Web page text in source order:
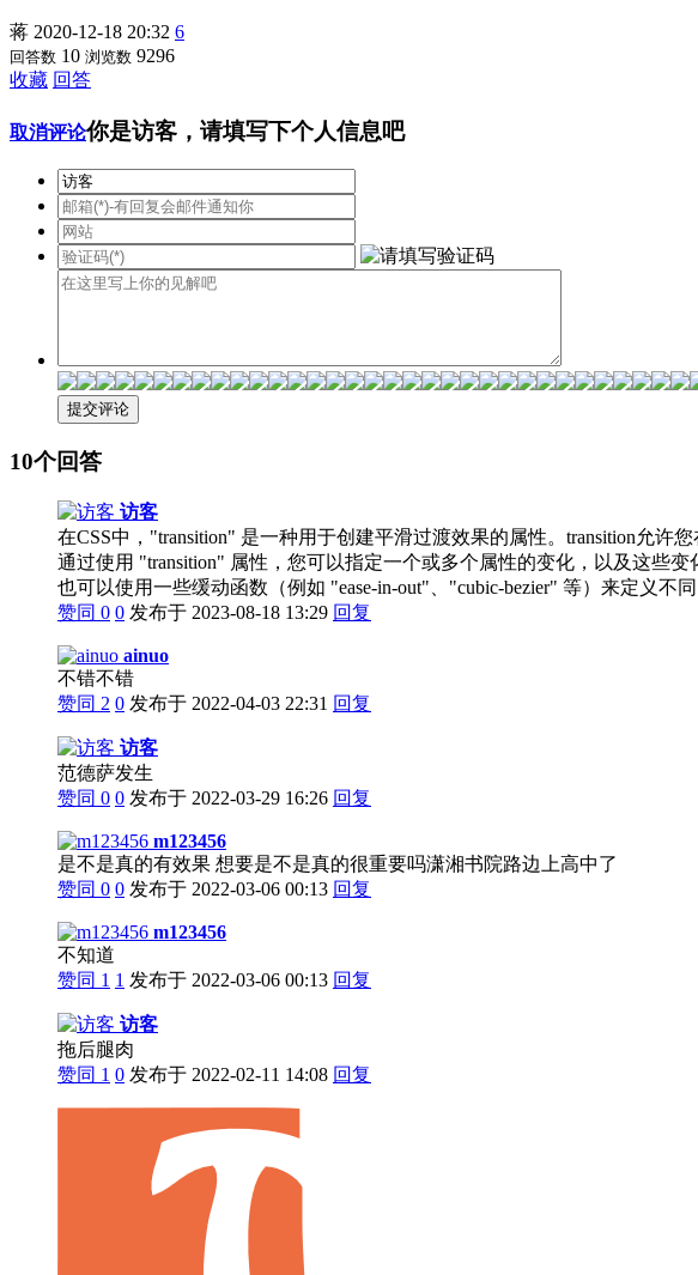
蒋 2020-12-18 20:32 6
回答数 10 浏览数 9296
收藏 回答
取消评论你是访客，请填写下个人信息吧
10个回答
访客
在CSS中，"transition" 是一种用于创建平滑过渡效果的属性。transition允
通过使用 "transition" 属性，您可以指定一个或多个属性的变化，以及这些
也可以使用一些缓动函数（例如 "ease-in-out"、"cubic-bezier" 等）来定义不
赞同 0 0 发布于 2023-08-18 13:29 回复
ainuo
不错不错
赞同 2 0 发布于 2022-04-03 22:31 回复
访客
范德萨发生
赞同 0 0 发布于 2022-03-29 16:26 回复
m123456
是不是真的有效果 想要是不是真的很重要吗潇湘书院路边上高中了
赞同 0 0 发布于 2022-03-06 00:13 回复
m123456
不知道
赞同 1 1 发布于 2022-03-06 00:13 回复
访客
拖后腿肉
赞同 1 0 发布于 2022-02-11 14:08 回复